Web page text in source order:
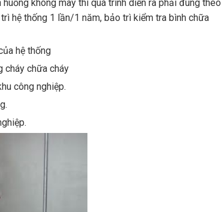
không may thì quá trình diễn ra phải đúng theo
hệ thống 1 lần/1 năm, bảo trì kiểm tra bình chữa
hệ thống
cháy chữa cháy
công nghiệp.